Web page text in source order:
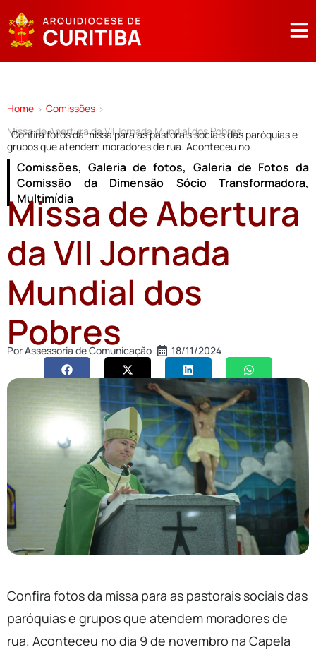
Home > Comissões >
Missa de Abertura da VII Jornada Mundial dos Pobres
Confira fotos da missa para as pastorais sociais das paróquias e
grupos que atendem moradores de rua. Aconteceu no
Comissões,Galeria de fotos, Galeria de Fotos da
Comissão da Dimensão Sócio Transformadora,
Multimídia
Missa de Abertura
da VII Jornada
Mundial dos
Pobres
PorAssessoria de Comunicação 18/11/2024
Confira fotos da missa para as pastorais sociais das
paróquias e grupos que atendem moradores de
rua. Aconteceu no dia 9 de novembro na Capela